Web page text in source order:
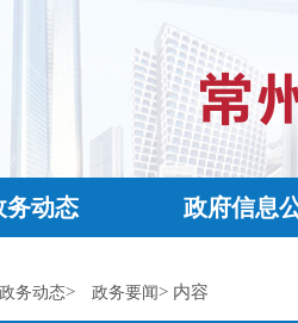
务动态 政府信息
政务动态> 政务要闻> 内容